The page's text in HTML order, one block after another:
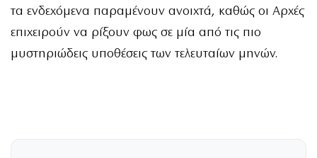
τα ενδεχόμενα παραμένουν ανοιχτά, καθώς οι Αρχές
επιχειρούν να ρίξουν φως σε μία από τις πιο
μυστηριώδεις υποθέσεις των τελευταίων μηνών.